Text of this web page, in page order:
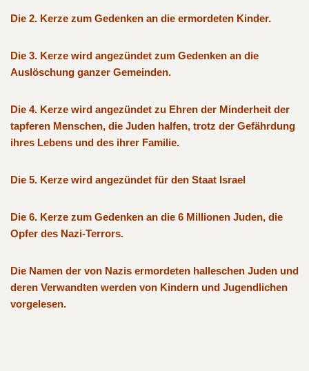
Die 2. Kerze zum Gedenken an die ermordeten Kinder.
Die 3. Kerze wird angezündet zum Gedenken an die
Auslöschung ganzer Gemeinden.
Die 4. Kerze wird angezündet zu Ehren der Minderheit der
tapferen Menschen, die Juden halfen, trotz der Gefährdung
ihres Lebens und des ihrer Familie.
Die 5. Kerze wird angezündet für den Staat Israel
Die 6. Kerze zum Gedenken an die 6 Millionen Juden, die
Opfer des Nazi-Terrors.
Die Namen der von Nazis ermordeten halleschen Juden und
deren Verwandten werden von Kindern und Jugendlichen
vorgelesen.